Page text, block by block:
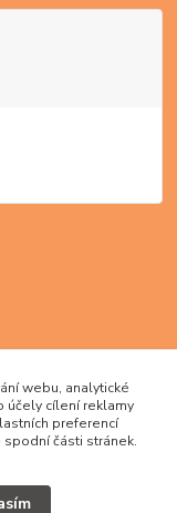
webu, analytické
účely cílení reklamy
preferencí
části stránek.